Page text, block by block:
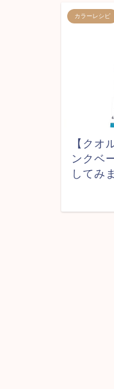
カラーレシピ
【クオ
ンクベ
してみ